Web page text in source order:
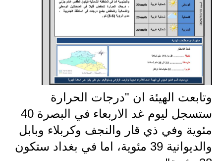
المرحلة الاعدادية
الجامعات
اخبار وقرارات وزارة التعليم
العالي
استمارة القبول المركزي
نتائج القبول المركزي
الطقس
وتابعت الهيئة ان "درجات الحرارة
ستسجل ليوم غد الاربعاء في البصرة 40
مئوية وفي ذي قار والنجف وكربلاء وبابل
والديوانية 39 مئوية، اما في بغداد ستكون